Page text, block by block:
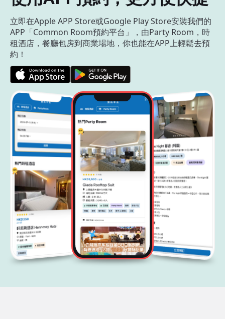
立即在Apple APP Store或Google Play Store安裝我們的
APP「Common Room預約平台」，由Party Room，時
租酒店，餐廳包房到商業場地，你也能在APP上輕鬆去預
約！